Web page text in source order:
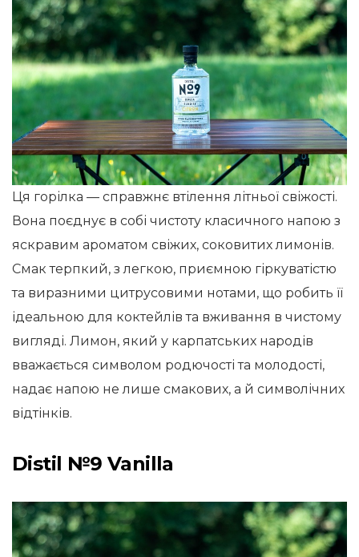
Ця горілка — справжнє втілення літньої свіжості.
Вона поєднує в собі чистоту класичного напою з
яскравим ароматом свіжих, соковитих лимонів.
Смак терпкий, з легкою, приємною гіркуватістю
та виразними цитрусовими нотами, що робить її
ідеальною для коктейлів та вживання в чистому
вигляді. Лимон, який у карпатських народів
вважається символом родючості та молодості,
надає напою не лише смакових, а й символічних
відтінків.
Distil №9 Vanilla